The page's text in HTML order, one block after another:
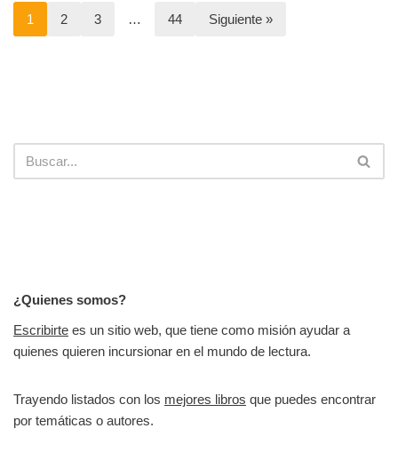
1 2 3 … 44 Siguiente »
¿Quienes somos?
Escribirte es un sitio web, que tiene como misión ayudar a
quienes quieren incursionar en el mundo de lectura.
Trayendo listados con los mejores libros que puedes encontrar
por temáticas o autores.